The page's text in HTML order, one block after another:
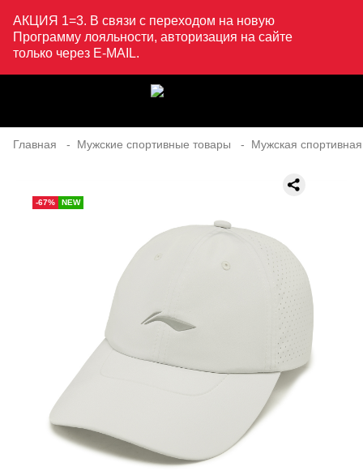
АКЦИЯ 1=3. В связи с переходом на новую
Программу лояльности, авторизация на сайте
только через E-MAIL.
Главная Мужские спортивные товары Мужская
-67% NEW